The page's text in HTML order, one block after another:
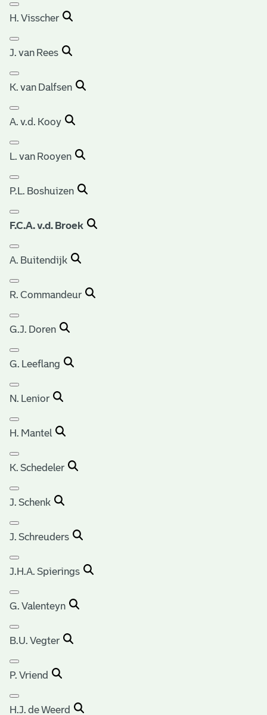
H. Visscher
J. van Rees
K. van Dalfsen
A. v.d. Kooy
L. van Rooyen
P.L. Boshuizen
F.C.A. v.d. Broek
A. Buitendijk
R. Commandeur
G.J. Doren
G. Leeflang
N. Lenior
H. Mantel
K. Schedeler
J. Schenk
J. Schreuders
J.H.A. Spierings
G. Valenteyn
B.U. Vegter
P. Vriend
H.J. de Weerd